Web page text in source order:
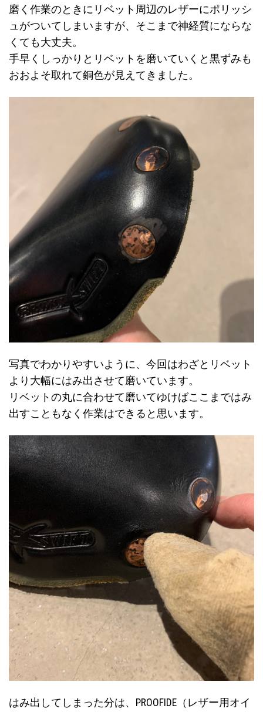
磨く作業のときにリベット周辺のレザーにポリッシ
ュがついてしまいますが、そこまで神経質にならな
くても大丈夫。
手早くしっかりとリベットを磨いていくと黒ずみも
おおよそ取れて銅色が見えてきました。
写真でわかりやすいように、今回はわざとリベット
より大幅にはみ出させて磨いています。
リベットの丸に合わせて磨いてゆけばここまではみ
出すこともなく作業はできると思います。
はみ出してしまった分は、PROOFIDE（レザー用オイ